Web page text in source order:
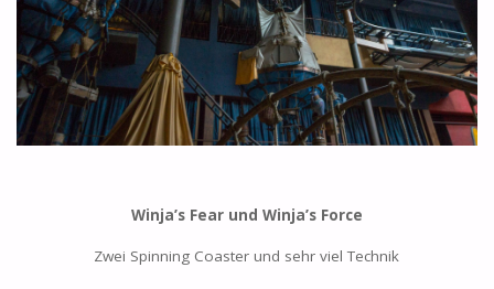
Winja’s Fear und Winja’s Force
Zwei Spinning Coaster und sehr viel Technik